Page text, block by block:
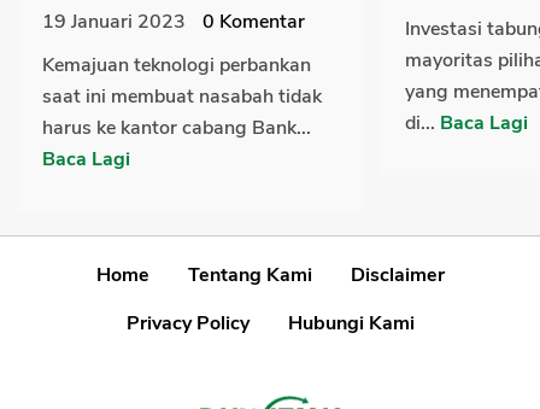
19 Januari 2023 0 Komentar
Kemajuan teknologi perbankan
saat ini membuat nasabah tidak
harus ke kantor cabang Bank...
Baca Lagi
Investasi
mayoritas
yang
di... Baca Lagi
Home Tentang Kami
Disclaimer
Privacy Policy
Hubungi Kami